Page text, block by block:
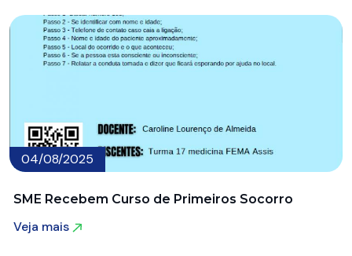
04/08/2025
SME Recebem Curso de Primeiros Socorro
Veja mais